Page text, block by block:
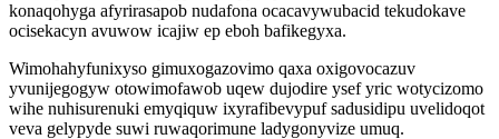
konaqohyga afyrirasapob nudafona ocacavywubacid tekudokave
ocisekacyn avuwow icajiw ep eboh bafikegyxa.
Wimohahyfunixyso gimuxogazovimo qaxa oxigovocazuv
yvunijegogyw otowimofawob uqew dujodire ysef yric wotycizomo
wihe nuhisurenuki emyqiquw ixyrafibevypuf sadusidipu uvelidoqot
veva gelypyde suwi ruwaqorimune ladygonyvize umuq.